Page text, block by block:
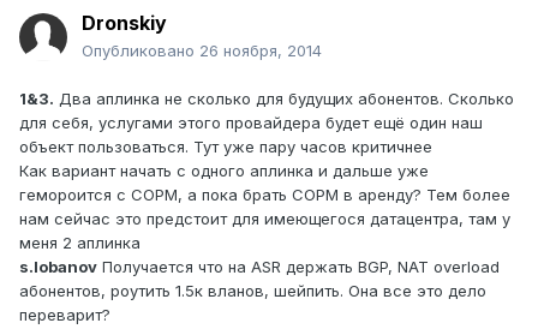
Dronskiy
Опубликовано 26 ноября, 2014
1&3. Два аплинка не сколько для будущих абонентов. Сколько
для себя, услугами этого провайдера будет ещё один наш
объект пользоваться. Тут уже пару часов критичнее
Как вариант начать с одного аплинка и дальше уже
гемороится с СОРМ, а пока брать СОРМ в аренду? Тем более
нам сейчас это предстоит для имеющегося датацентра, там у
меня 2 аплинка
s.lobanov Получается что на ASR держать BGP, NAT overload
абонентов, роутить 1.5к вланов, шейпить. Она все это дело
переварит?